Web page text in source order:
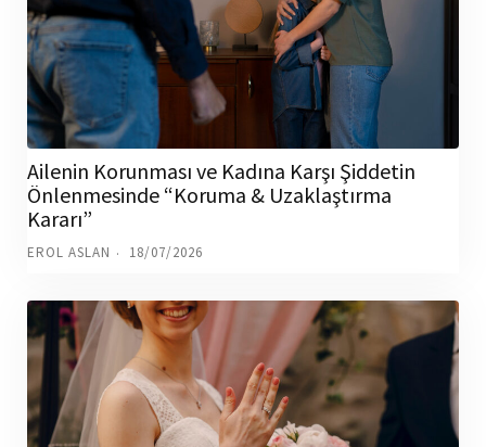
Ailenin Korunması ve Kadına Karşı Şiddetin
Önlenmesinde “Koruma & Uzaklaştırma
Kararı”
EROL ASLAN 18/07/2026